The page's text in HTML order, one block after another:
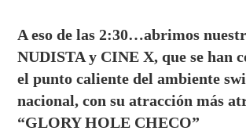
A eso de las 2:30…abrimos
NUDISTA y CINE X, que se han
el punto caliente del ambiente
nacional, con su atracción más
“GLORY HOLE CHECO”